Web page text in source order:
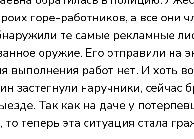
горе-работников, а все они
те самые рекламные
оружие. Его отправили на
выполнения работ нет. И хоть
застегнули наручники, сейчас
Так как на даче у
то теперь эта ситуация стала